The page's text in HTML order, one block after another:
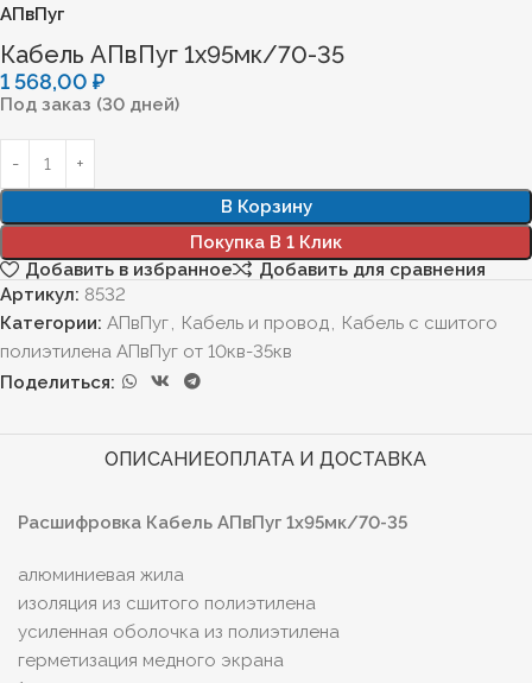
АПвПуг
Кабель АПвПуг 1х95мк/70-35
1 568,00 ₽
Под заказ (30 дней)
В Корзину
Покупка В 1 Клик
Добавить в избранное
Добавить для сравнения
Артикул: 8532
Категории: АПвПуг, Кабель и провод, Кабель с сшитого
полиэтилена АПвПуг от 10кв-35кв
Поделиться:
ОПИСАНИЕОПЛАТА И ДОСТАВКА
Расшифровка Кабель АПвПуг 1х95мк/70-35
алюминиевая жила
изоляция из сшитого полиэтилена
усиленная оболочка из полиэтилена
герметизация медного экрана